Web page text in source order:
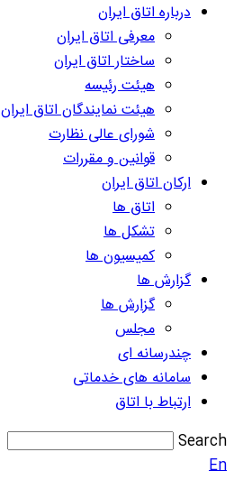
درباره اتاق ایران
معرفی اتاق ایران
ساختار اتاق ایران
هیئت رئیسه
هیئت نمایندگان اتاق ایران
شورای عالی نظارت
قوانین و مقررات
ارکان اتاق ایران
اتاق ها
تشکل ها
کمیسیون ها
گزارش ها
گزارش ها
مجلس
چندرسانه ای
سامانه های خدماتی
ارتباط با اتاق
Search
En